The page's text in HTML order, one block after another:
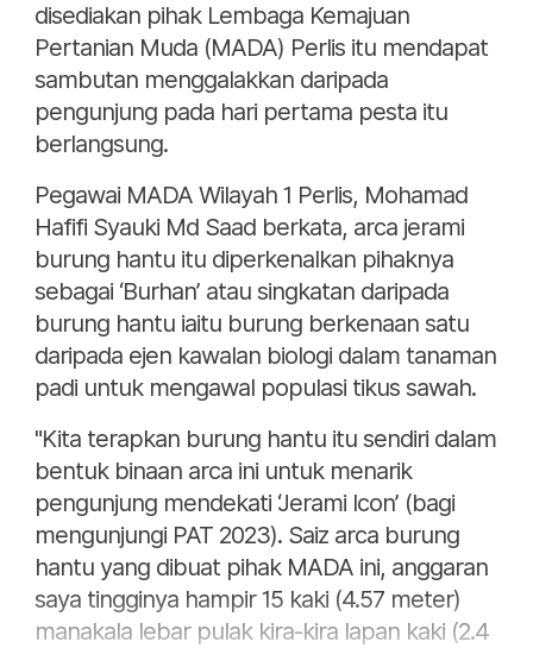
disediakan pihak Lembaga Kemajuan
Pertanian Muda (MADA) Perlis itu mendapat
sambutan menggalakkan daripada
pengunjung pada hari pertama pesta itu
berlangsung.
Pegawai MADA Wilayah 1 Perlis, Mohamad
Hafifi Syauki Md Saad berkata, arca jerami
burung hantu itu diperkenalkan pihaknya
sebagai ‘Burhan’ atau singkatan daripada
burung hantu iaitu burung berkenaan satu
daripada ejen kawalan biologi dalam tanaman
padi untuk mengawal populasi tikus sawah.
"Kita terapkan burung hantu itu sendiri dalam
bentuk binaan arca ini untuk menarik
pengunjung mendekati ‘Jerami Icon’ (bagi
mengunjungi PAT 2023). Saiz arca burung
hantu yang dibuat pihak MADA ini, anggaran
saya tingginya hampir 15 kaki (4.57 meter)
manakala lebar pulak kira-kira lapan kaki (2.4